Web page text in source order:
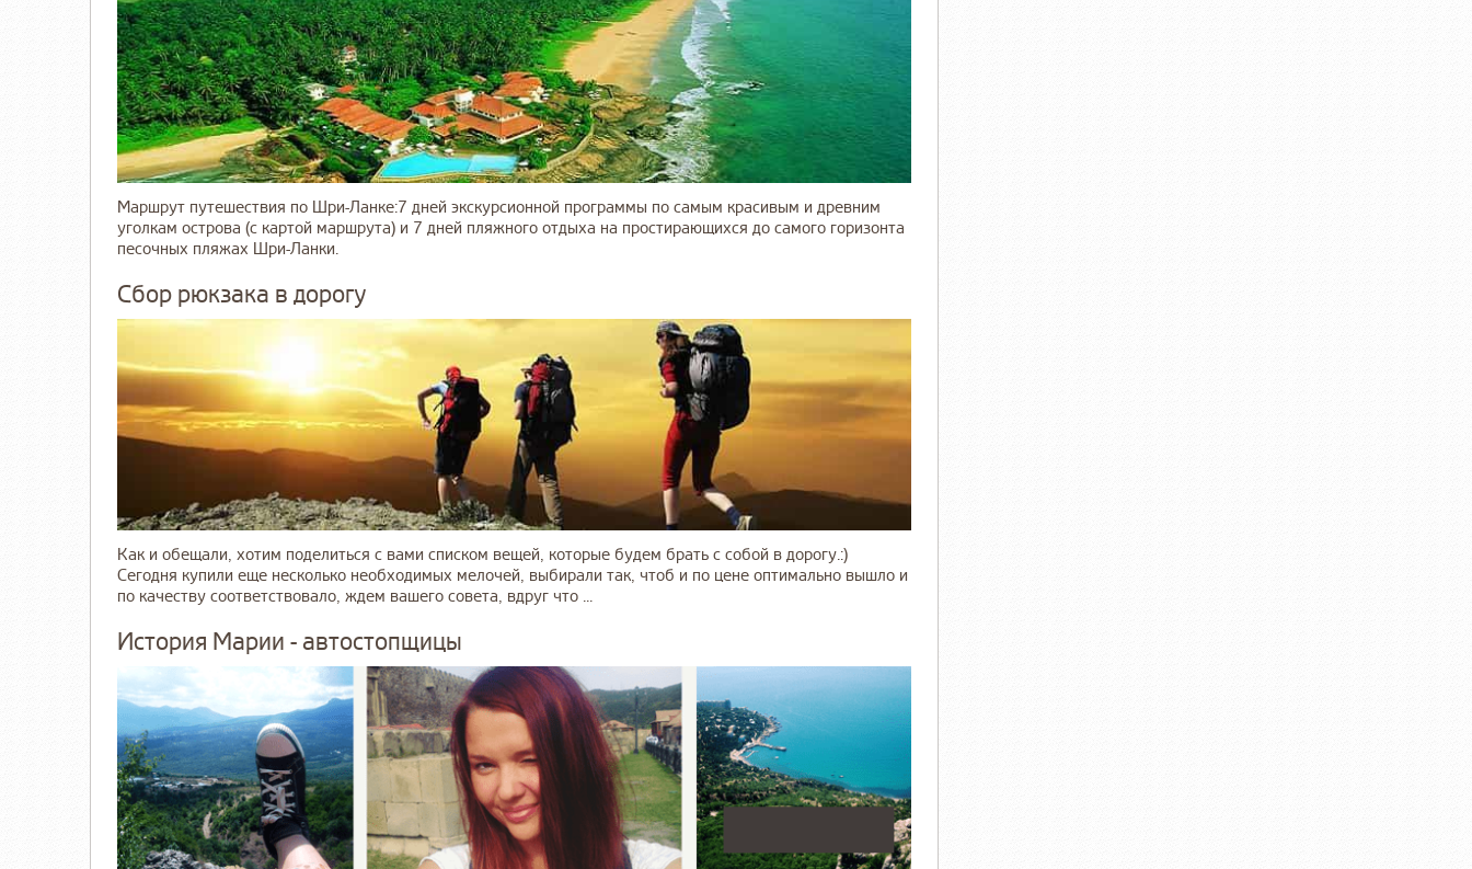
Маршрут путешествия по Шри-Ланке:7 дней экскурсионной программы по самым красивым и древним
уголкам острова (с картой маршрута) и 7 дней пляжного отдыха на простирающихся до самого горизонта
песочных пляжах Шри-Ланки.
Сбор рюкзака в дорогу
Как и обещали, хотим поделиться с вами списком вещей, которые будем брать с собой в дорогу.:)
Сегодня купили еще несколько необходимых мелочей, выбирали так, чтоб и по цене оптимально вышло и
по качеству соответствовало, ждем вашего совета, вдруг что ...
История Марии - автостопщицы